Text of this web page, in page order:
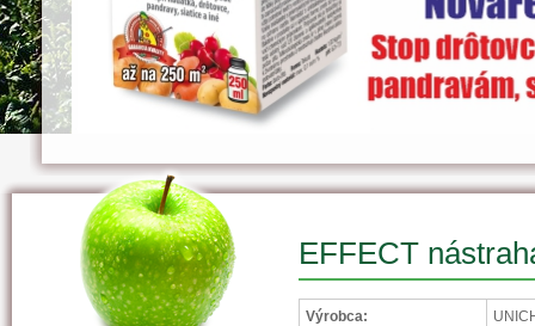
EFFECT
Výrobca: